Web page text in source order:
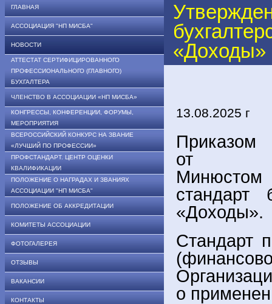
ГЛАВНАЯ
АССОЦИАЦИЯ "НП МИСБА"
НОВОСТИ
АТТЕСТАТ СЕРТИФИЦИРОВАННОГО
ПРОФЕССИОНАЛЬНОГО (ГЛАВНОГО)
БУХГАЛТЕРА
ЧЛЕНСТВО В АССОЦИАЦИИ «НП МИСБА»
КОНГРЕССЫ, КОНФЕРЕНЦИИ, ФОРУМЫ,
МЕРОПРИЯТИЯ
ВСЕРОССИЙСКИЙ КОНКУРС НА ЗВАНИЕ
«ЛУЧШИЙ ПО ПРОФЕССИИ»
ПРОФСТАНДАРТ. ЦЕНТР ОЦЕНКИ
КВАЛИФИКАЦИИ
ПОЛОЖЕНИЕ О НАГРАДАХ И ЗВАНИЯХ
АССОЦИАЦИИ "НП МИСБА"
ПОЛОЖЕНИЕ ОБ АККРЕДИТАЦИИ
КОМИТЕТЫ АССОЦИАЦИИ
ФОТОГАЛЕРЕЯ
ОТЗЫВЫ
ВАКАНСИИ
КОНТАКТЫ
«Доходы»
13.08.2025 г
стандарт
«Доходы».
Стандарт
о